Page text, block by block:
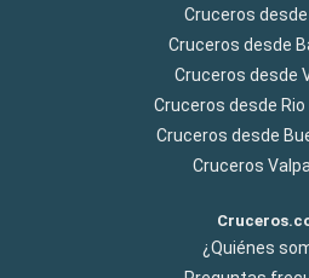
Cruceros
Cruceros desde
Cruceros desde
Cruceros desde
Cruceros desde
Cruceros
¿Quiénes